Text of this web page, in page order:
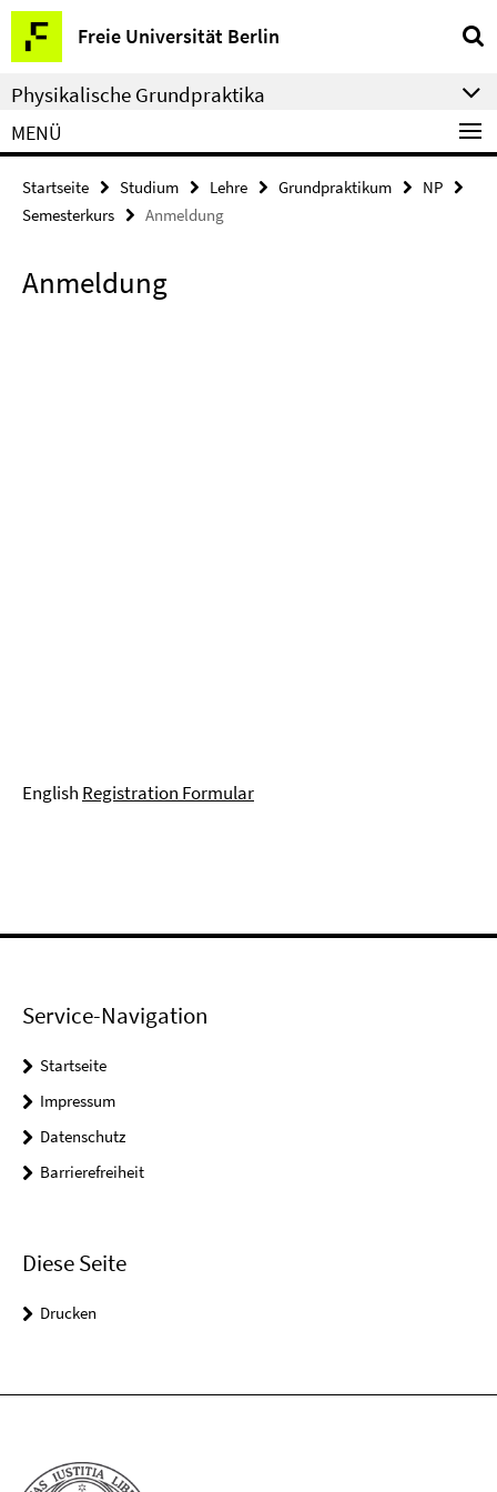
Springe
direkt
zu
Inhalt
Freie Universität Berlin
Service-
Navigation
Physikalische Grundpraktika
MENÜ
Startseite Studium Lehre Grundpraktikum
NP
Semesterkurs
Anmeldung
Anmeldung
English Registration Formular
Service-Navigation
Startseite
Impressum
Datenschutz
Barrierefreiheit
Diese Seite
Drucken